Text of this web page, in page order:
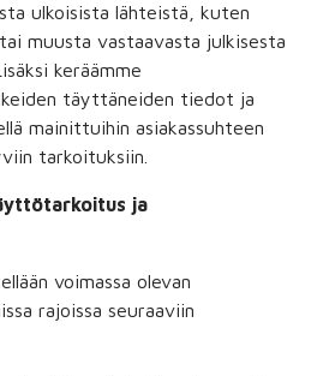
ulkoisista lähteistä, kuten
muusta vastaavasta julkisesta
keräämme
täyttäneiden tiedot ja
mainittuihin asiakassuhteen
tarkoituksiin.
ja
voimassa olevan
rajoissa seuraaviin